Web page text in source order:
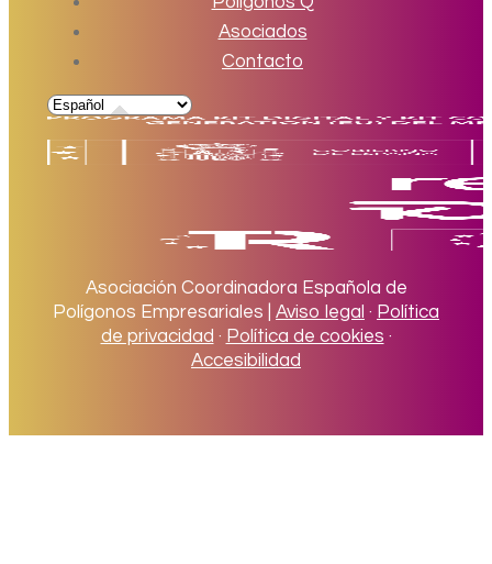
Asociados
Contacto
Asociación Coordinadora Española de
Polígonos Empresariales | Aviso legal · Política
de privacidad · Política de cookies ·
Accesibilidad